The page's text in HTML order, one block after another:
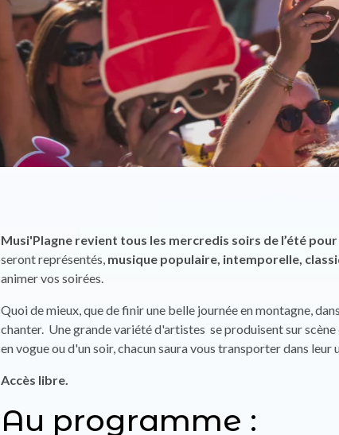
Musi'Plagne revient tous les mercredis soirs de l’été
seront représentés, musique populaire, intemporelle,
animer vos soirées.
Quoi de mieux, que de finir une belle journée en montagne,
chanter. Une grande variété d'artistes se produisent sur scène
en vogue ou d'un soir, chacun saura vous transporter dans leur
Accès libre.
Au programme :